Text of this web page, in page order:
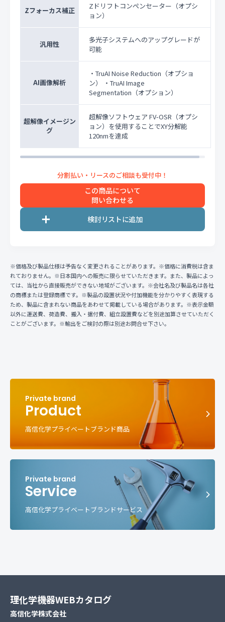
Zフォーカス補正
Zドリフトコンペンセーター（オプシ
ョン）
汎用性
多光子システムへのアップグレードが
可能
AI画像解析
・TruAI Noise Reduction（オプショ
ン） ・TruAI Image
Segmentation（オプション）
超解像イメージン
グ
超解像ソフトウェア FV-OSR（オプシ
ョン）を使用することでXY分解能
120nmを達成
この商品について
問い合わせる
※価格及び製品仕様は予告なく変更されることがあります。※価格に消費税は含ま
れておりません。※日本国内への販売に限らせていただきます。また、製品によっ
ては、当社から直接販売ができない地域がございます。※会社名及び製品名は各社
の商標または登録商標です。※製品の設置状況や付加機能を分かりやすく表現する
ため、製品に含まれない商品をあわせて掲載している場合があります。※表示金額
以外に運送費、荷造費、搬入・据付費、組立設置費などを別途加算させていただく
ことがございます。※輸出をご検討の際は別途お問合せ下さい。
Product
高信化学プライベートブランド商品
Service
高信化学プライベートブランドサービス
理化学機器WEBカタログ
高信化学株式会社